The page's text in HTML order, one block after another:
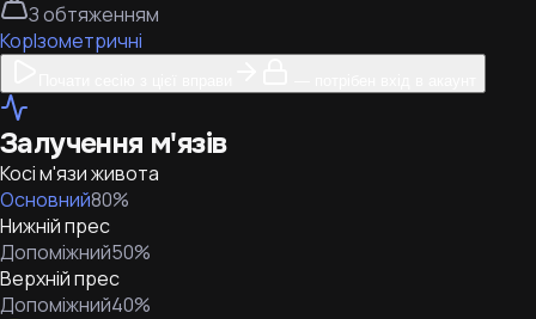
З обтяженням
КорІзометричні
Залучення м'язів
Косі м'язи живота
Основний80%
Нижній прес
Допоміжний50%
Верхній прес
Допоміжний40%